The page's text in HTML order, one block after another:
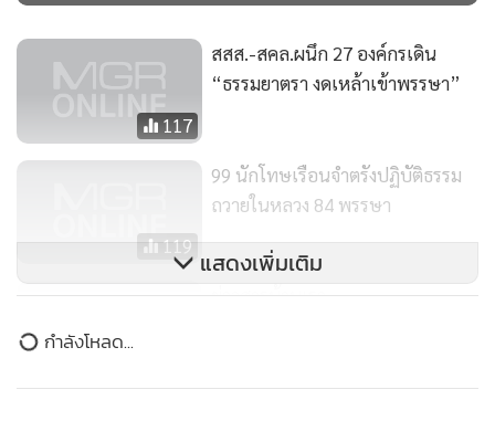
117
สสส.-สคล.ผนึก 27 องค์กรเดิน
“ธรรมยาตรา งดเหล้าเข้าพรรษา”
119
99 นักโทษเรือนจำตรังปฏิบัติธรรม
ถวายในหลวง 84 พรรษา
ข่าวสารบ้านเรา
แสดงเพิ่มเติม
กำลังโหลด...